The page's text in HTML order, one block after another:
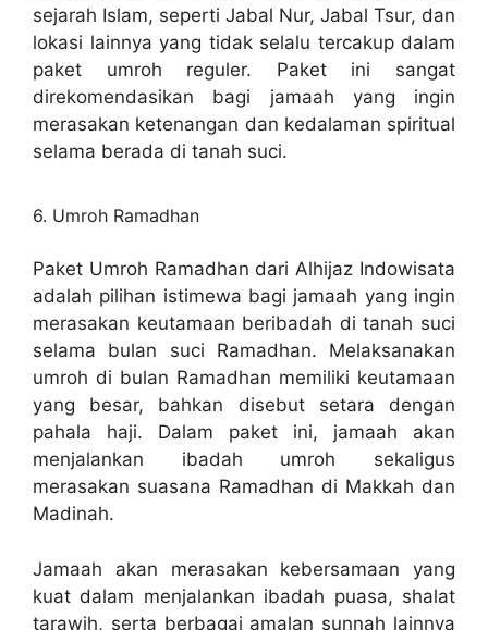
sejarah Islam, seperti Jabal Nur, Jabal Tsur, dan
lokasi lainnya yang tidak selalu tercakup dalam
paket umroh reguler. Paket ini sangat
direkomendasikan bagi jamaah yang ingin
merasakan ketenangan dan kedalaman spiritual
selama berada di tanah suci.
6. Umroh Ramadhan
Paket Umroh Ramadhan dari Alhijaz Indowisata
adalah pilihan istimewa bagi jamaah yang ingin
merasakan keutamaan beribadah di tanah suci
selama bulan suci Ramadhan. Melaksanakan
umroh di bulan Ramadhan memiliki keutamaan
yang besar, bahkan disebut setara dengan
pahala haji. Dalam paket ini, jamaah akan
menjalankan ibadah umroh sekaligus
merasakan suasana Ramadhan di Makkah dan
Madinah.
Jamaah akan merasakan kebersamaan yang
kuat dalam menjalankan ibadah puasa, shalat
tarawih, serta berbagai amalan sunnah lainnya